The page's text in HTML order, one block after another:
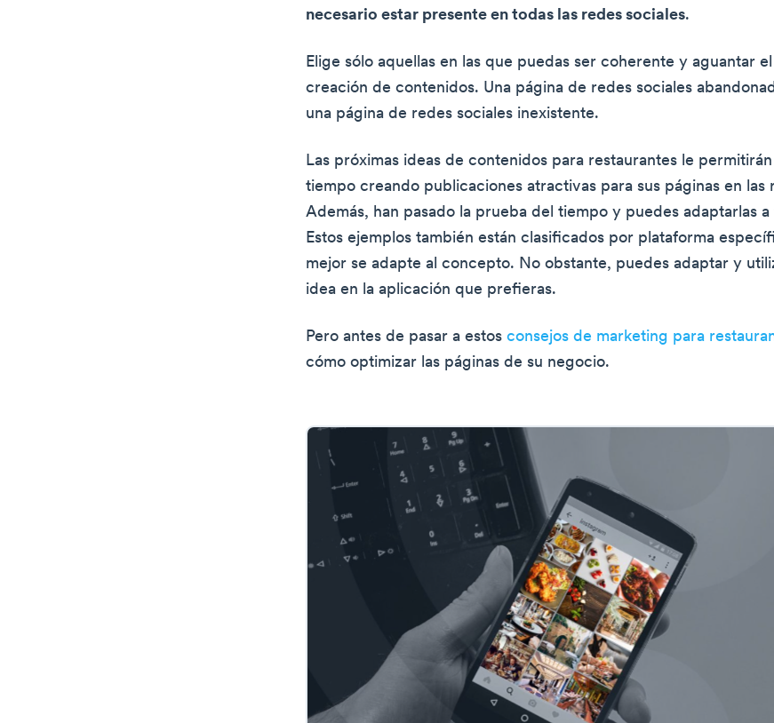
necesario estar presente en todas las redes sociales.
Elige sólo aquellas en las que puedas ser coherente y aguantar
creación de contenidos. Una página de redes sociales
una página de redes sociales inexistente.
Las próximas ideas de contenidos para restaurantes le
tiempo creando publicaciones atractivas para sus páginas en las
Además, han pasado la prueba del tiempo y puedes adaptarlas a
Estos ejemplos también están clasificados por plataforma
mejor se adapte al concepto. No obstante, puedes adaptar y
idea en la aplicación que prefieras.
Pero antes de pasar a estos consejos de marketing para
cómo optimizar las páginas de su negocio.